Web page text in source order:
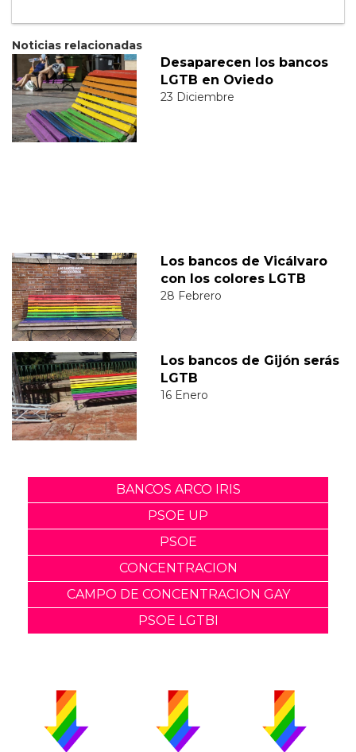
Noticias relacionadas
Desaparecen los bancos
LGTB en Oviedo
23 Diciembre
Los bancos de Vicálvaro
con los colores LGTB
28 Febrero
Los bancos de Gijón serás
LGTB
16 Enero
BANCOS ARCO IRIS
PSOE UP
PSOE
CONCENTRACION
CAMPO DE CONCENTRACION GAY
PSOE LGTBI